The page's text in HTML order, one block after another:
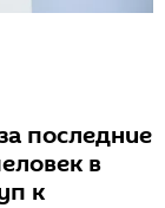
последние
в
к